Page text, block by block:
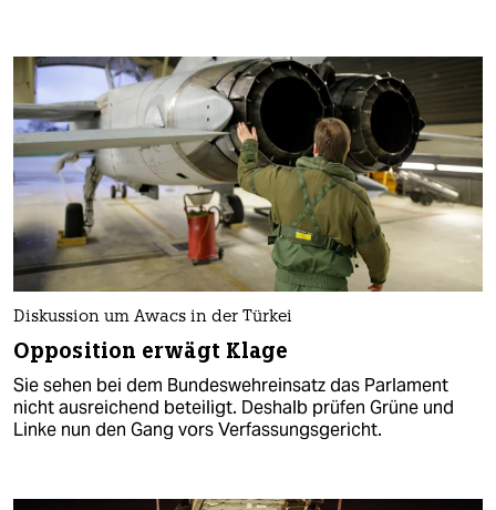
Diskussion um Awacs in der Türkei
Opposition erwägt Klage
Sie sehen bei dem Bundeswehreinsatz das Parlament
nicht ausreichend beteiligt. Deshalb prüfen Grüne und
Linke nun den Gang vors Verfassungsgericht.